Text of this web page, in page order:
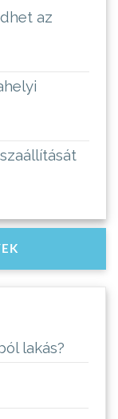
az
lakás?